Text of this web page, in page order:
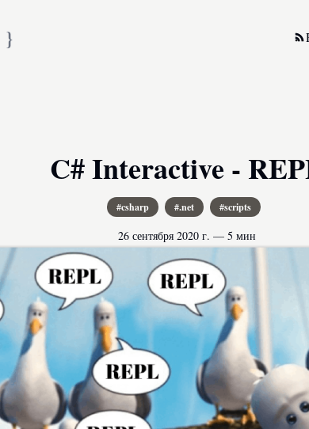
}
C# Interactive -
#csharp #.net #scripts
26 сентября 2020 г. — 5 мин